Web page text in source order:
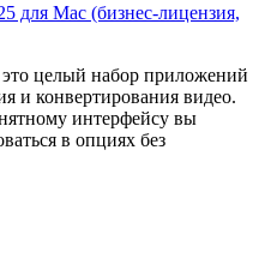
для Мас (бизнес-лицензия,
целый набор приложений
и конвертирования видео.
интерфейсу вы
в опциях без